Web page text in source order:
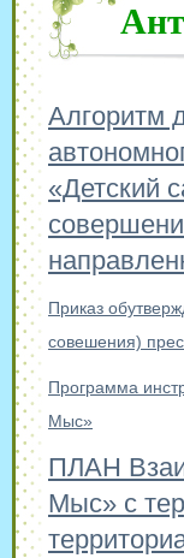
Алгоритм
«Детский
Приказ
совешения)
Программа
Мыс»
ПЛАН
Мыс» с